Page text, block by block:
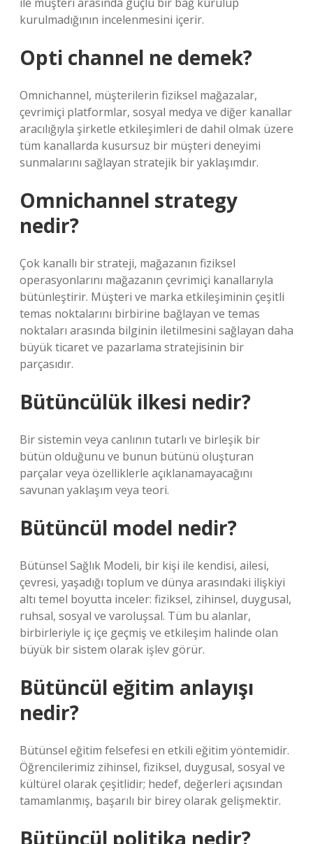
kurulmadığının incelenmesini içerir.
Opti channel ne demek?
Omnichannel, müşterilerin fiziksel mağazalar,
çevrimiçi platformlar, sosyal medya ve diğer kanallar
aracılığıyla şirketle etkileşimleri de dahil olmak üzere
tüm kanallarda kusursuz bir müşteri deneyimi
sunmalarını sağlayan stratejik bir yaklaşımdır.
Omnichannel strategy
nedir?
Çok kanallı bir strateji, mağazanın fiziksel
operasyonlarını mağazanın çevrimiçi kanallarıyla
bütünleştirir. Müşteri ve marka etkileşiminin çeşitli
temas noktalarını birbirine bağlayan ve temas
noktaları arasında bilginin iletilmesini sağlayan daha
büyük ticaret ve pazarlama stratejisinin bir
parçasıdır.
Bütüncülük ilkesi nedir?
Bir sistemin veya canlının tutarlı ve birleşik bir
bütün olduğunu ve bunun bütünü oluşturan
parçalar veya özelliklerle açıklanamayacağını
savunan yaklaşım veya teori.
Bütüncül model nedir?
Bütünsel Sağlık Modeli, bir kişi ile kendisi, ailesi,
çevresi, yaşadığı toplum ve dünya arasındaki ilişkiyi
altı temel boyutta inceler: fiziksel, zihinsel, duygusal,
ruhsal, sosyal ve varoluşsal. Tüm bu alanlar,
birbirleriyle iç içe geçmiş ve etkileşim halinde olan
büyük bir sistem olarak işlev görür.
Bütüncül eğitim anlayışı
nedir?
Bütünsel eğitim felsefesi en etkili eğitim yöntemidir.
Öğrencilerimiz zihinsel, fiziksel, duygusal, sosyal ve
kültürel olarak çeşitlidir; hedef, değerleri açısından
tamamlanmış, başarılı bir birey olarak gelişmektir.
Bütüncül politika nedir?